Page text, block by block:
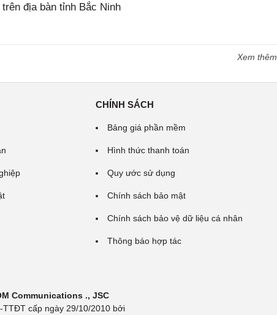
địa bàn tỉnh Bắc Ninh
Xem thêm
CHÍNH SÁCH
Bảng giá phần mềm
Hình thức thanh toán
Quy ước sử dụng
Chính sách bảo mật
Chính sách bảo vệ dữ liệu cá nhân
Thông báo hợp tác
Communications ., JSC
cấp ngày 29/10/2010 bởi